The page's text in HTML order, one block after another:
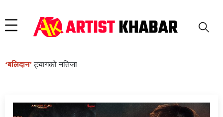
‘बलिदान’ट्यागको नतिजा